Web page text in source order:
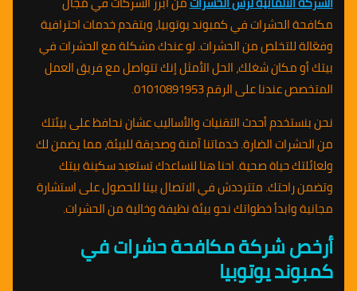
مكافحة الحشرات في كمبوند يوتوبيا، وبتقدم خدمات احترافية
وفعّالة للتخلص من الحشرات. لو عندك مشكلة مع الحشرات في
بيتك أو مكان شغلك، الحل الأمثل إنك تتواصل مع فريق العمل
المتخصص عندنا على الرقم 01010891953.
نحن بنستخدم أحدث التقنيات والأساليب عشان نحافظ على بيئتك
من الحشرات الضارة. خدماتنا آمنة وصديقة للبيئة، مما يضمن لك
ولعائلتك حياة صحية. احنا هنا لنساعدك تستعيد سكينة بيتك
وتضمن راحتك. متترددش في الاتصال بينا للحصول على استشارة
مجانية وابدأ خطواتك نحو بيئة نظيفة وخالية من الحشرات.
أرخص شركة مكافحة حشرات في
كمبوند يوتوبيا